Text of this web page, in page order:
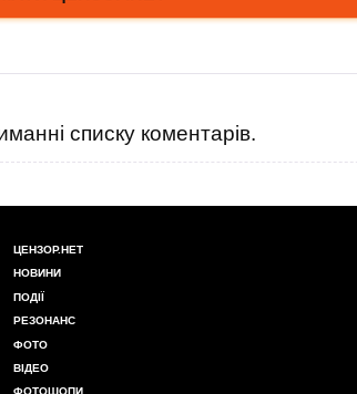
списку коментарів.
ЦЕНЗОР.НЕТ
НОВИНИ
ПОДІЇ
РЕЗОНАНС
ФОТО
ВІДЕО